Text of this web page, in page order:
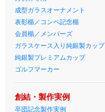
成型ガラスオーナメント
表彰楯／コンペ記念楯
会員楯／メンバーズ
ガラスケース入り純銀製カップ
純銀製プレミアムカップ
ゴルフマーカー
創結・製作実例
卒団記念製作実例